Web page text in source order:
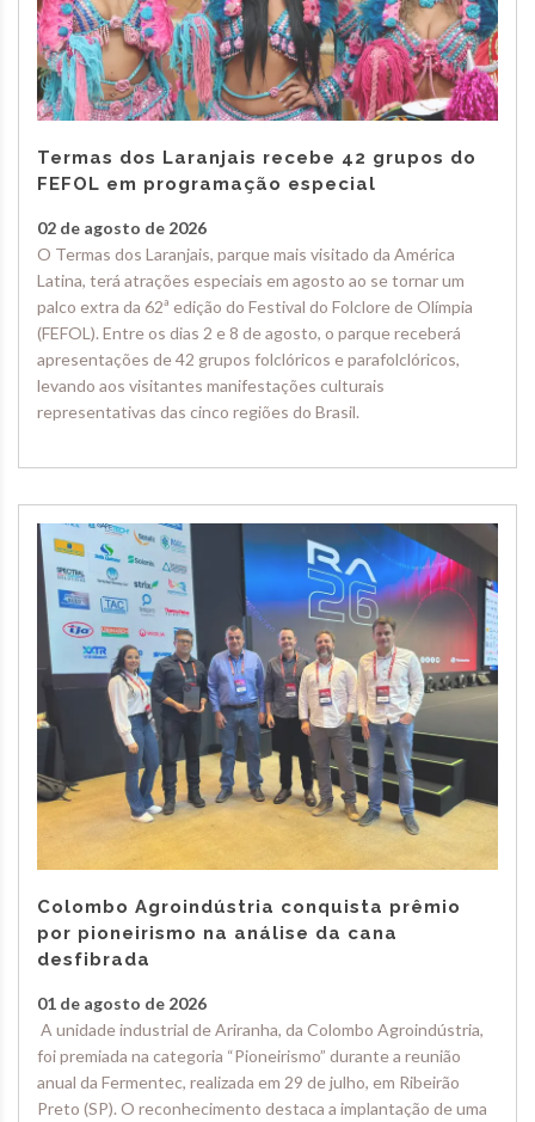
Termas dos Laranjais recebe 42 grupos do
FEFOL em programação especial
02 de agosto de 2026
O Termas dos Laranjais, parque mais visitado da América
Latina, terá atrações especiais em agosto ao se tornar um
palco extra da 62ª edição do Festival do Folclore de Olímpia
(FEFOL). Entre os dias 2 e 8 de agosto, o parque receberá
apresentações de 42 grupos folclóricos e parafolclóricos,
levando aos visitantes manifestações culturais
representativas das cinco regiões do Brasil.
Colombo Agroindústria conquista prêmio
por pioneirismo na análise da cana
desfibrada
01 de agosto de 2026
A unidade industrial de Ariranha, da Colombo Agroindústria,
foi premiada na categoria “Pioneirismo” durante a reunião
anual da Fermentec, realizada em 29 de julho, em Ribeirão
Preto (SP). O reconhecimento destaca a implantação de uma